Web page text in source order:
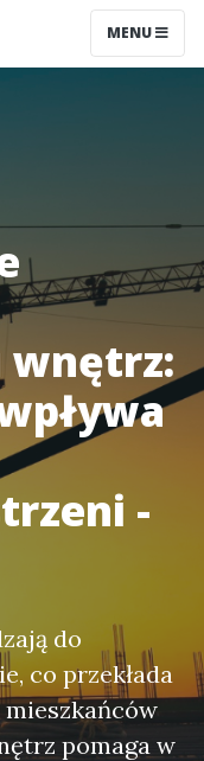
MENU
-
do
co przekłada
pomaga w